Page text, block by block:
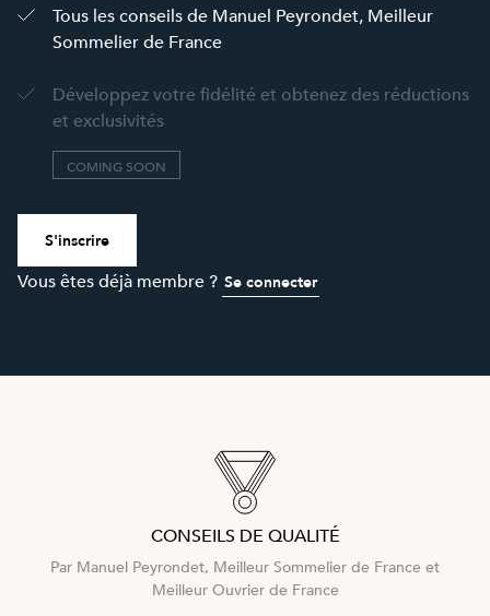
Tous les conseils de Manuel Peyrondet, Meilleur
Sommelier de France
Développez votre fidélité et obtenez des réductions
et exclusivités
COMING SOON
S'inscrire
Vous êtes déjà membre ? Se connecter
CONSEILS DE QUALITÉ
Par Manuel Peyrondet, Meilleur Sommelier de France et
Meilleur Ouvrier de France